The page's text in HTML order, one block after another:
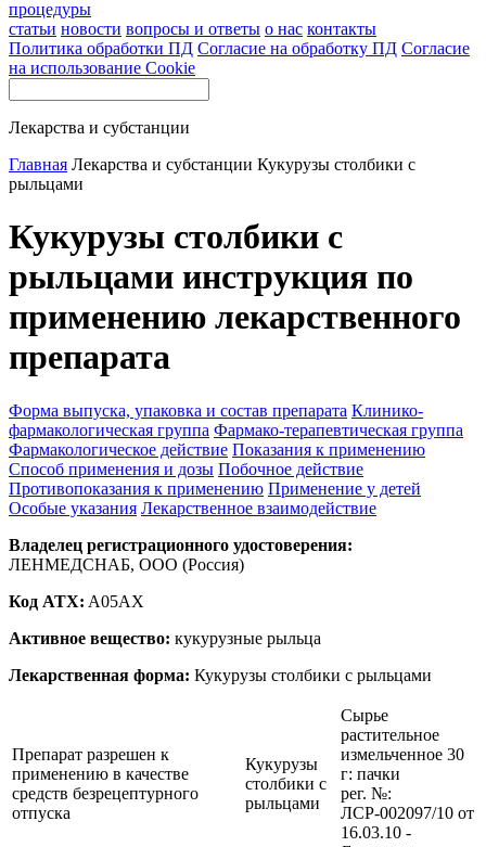
процедуры
статьи новости вопросы и ответы о нас контакты
Политика обработки ПД Согласие на обработку ПД Согласие
на использование Cookie
Лекарства и субстанции
Главная Лекарства и субстанции Кукурузы столбики с
рыльцами
Кукурузы столбики с
рыльцами инструкция по
применению лекарственного
препарата
Форма выпуска, упаковка и состав препарата Клинико-
фармакологическая группа Фармако-терапевтическая группа
Фармакологическое действие Показания к применению
Способ применения и дозы Побочное действие
Противопоказания к применению Применение у детей
Особые указания Лекарственное взаимодействие
Владелец регистрационного удостоверения:
ЛЕНМЕДСНАБ, ООО (Россия)
Код ATX: A05AX
Активное вещество: кукурузные рыльца
Лекарственная форма: Кукурузы столбики с рыльцами
Препарат разрешен к
применению в качестве
средств безрецептурного
отпуска
Кукурузы
столбики с
рыльцами
Сырье
растительное
измельченное 30
г: пачки
рег. №:
ЛСР-002097/10 от
16.03.10 -